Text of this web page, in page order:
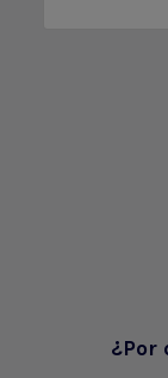
¿Por